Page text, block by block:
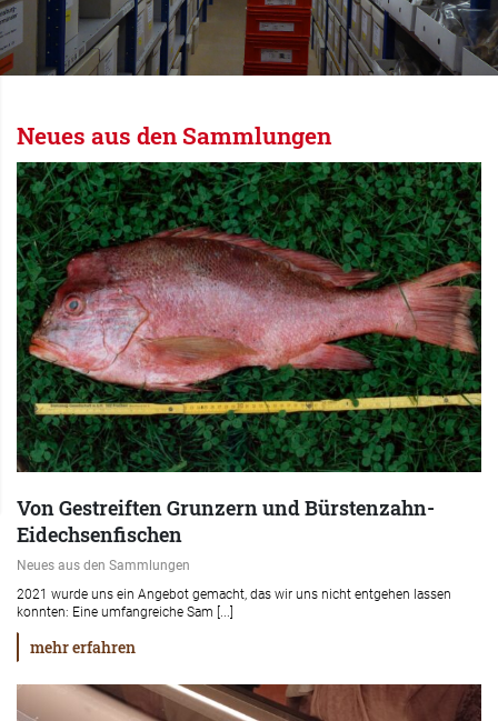
Neues aus den Sammlungen
Von Gestreiften Grunzern und Bürstenzahn-
Eidechsenfischen
Neues aus den Sammlungen
2021 wurde uns ein Angebot gemacht, das wir uns nicht entgehen lassen
konnten: Eine umfangreiche Sam [...]
mehr erfahren